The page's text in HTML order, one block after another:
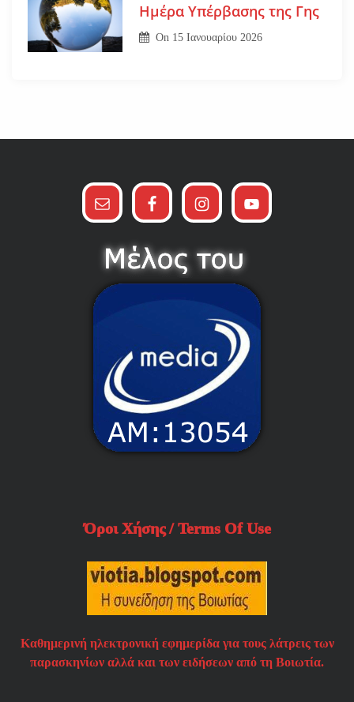
Ημέρα Υπέρβασης της Γης
On 15 Ιανουαρίου 2026
Όροι Χήσης / Terms Of Use
Καθημερινή ηλεκτρονική εφημερίδα για τους λάτρεις των
παρασκηνίων αλλά και των ειδήσεων από τη Βοιωτία.